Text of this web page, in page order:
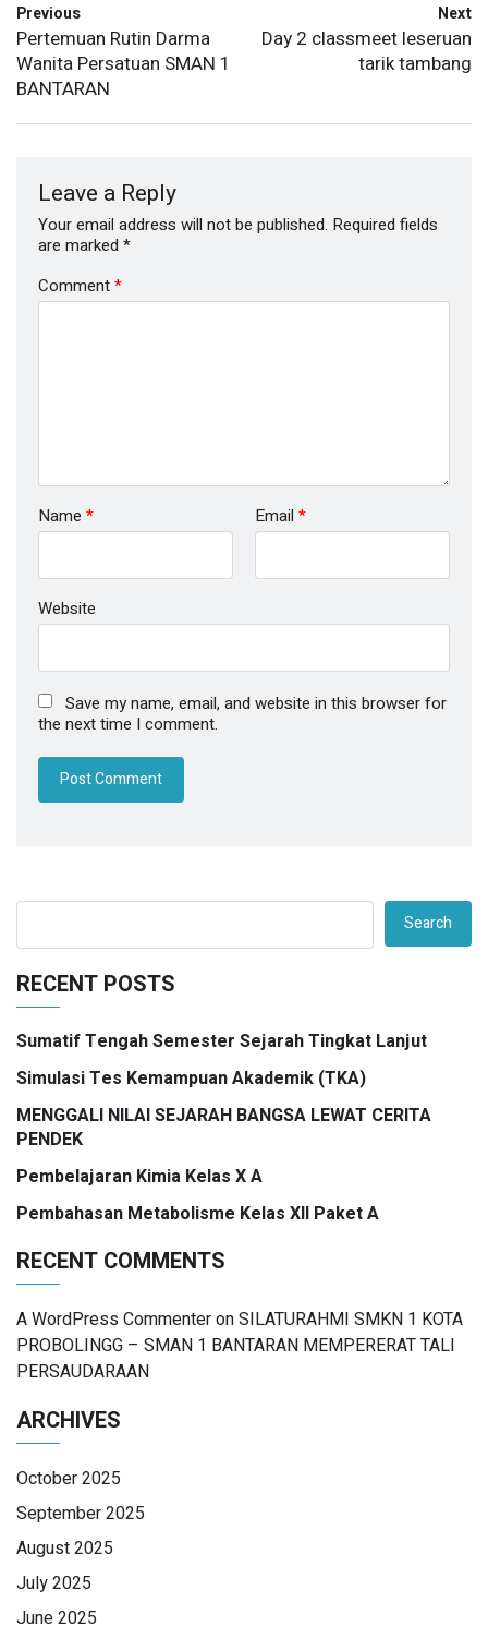
Previous
Pertemuan Rutin Darma
Wanita Persatuan SMAN 1
BANTARAN
Next
Day 2 classmeet leseruan
tarik tambang
Leave a Reply
Your email address will not be published. Required fields
are marked *
Comment*
Name * Email *
Website
Save my name, email, and website in this browser for
the next time I comment.
Search
RECENT POSTS
Sumatif Tengah Semester Sejarah Tingkat Lanjut
Simulasi Tes Kemampuan Akademik (TKA)
MENGGALI NILAI SEJARAH BANGSA LEWAT CERITA
PENDEK
Pembelajaran Kimia Kelas X A
Pembahasan Metabolisme Kelas XII Paket A
RECENT COMMENTS
A WordPress CommenteronSILATURAHMI SMKN 1 KOTA
PROBOLINGG – SMAN 1 BANTARAN MEMPERERAT TALI
PERSAUDARAAN
ARCHIVES
October 2025
September 2025
August 2025
July 2025
June 2025